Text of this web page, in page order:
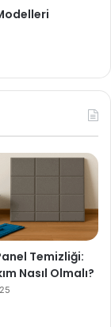
Temizliği:
Nasıl Olmalı?